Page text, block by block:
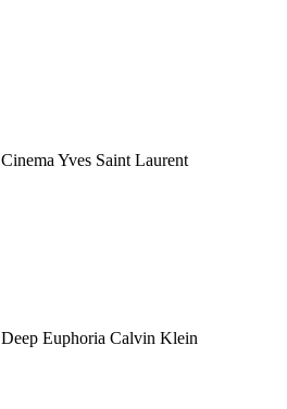
Cinema Yves Saint Laurent
Deep Euphoria Calvin Klein